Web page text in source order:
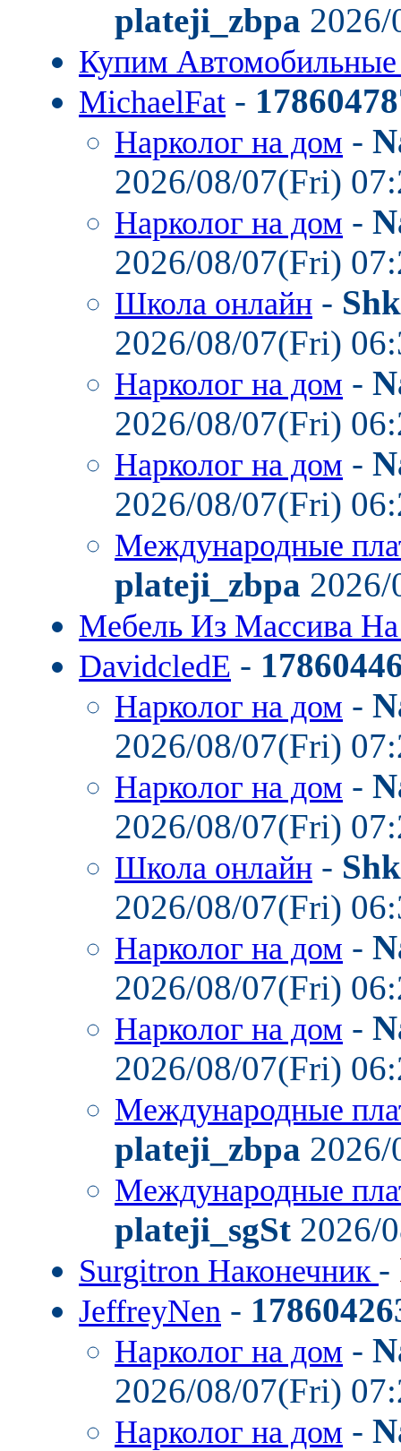
plateji_zbpa
Купим
MichaelFat -
Нарколог на дом -
2026/08/07(Fri)
Нарколог на дом -
2026/08/07(Fri)
Школа онлайн -
2026/08/07(Fri)
Нарколог на дом -
2026/08/07(Fri)
Нарколог на дом -
2026/08/07(Fri)
Международные
plateji_zbpa
Мебель Из Массива
DavidcledE -
Нарколог на дом -
2026/08/07(Fri)
Нарколог на дом -
2026/08/07(Fri)
Школа онлайн -
2026/08/07(Fri)
Нарколог на дом -
2026/08/07(Fri)
Нарколог на дом -
2026/08/07(Fri)
Международные
plateji_zbpa
Международные
plateji_sgSt 2026/
Surgitron Наконечник -
JeffreyNen -
Нарколог на дом -
2026/08/07(Fri)
Нарколог на дом -